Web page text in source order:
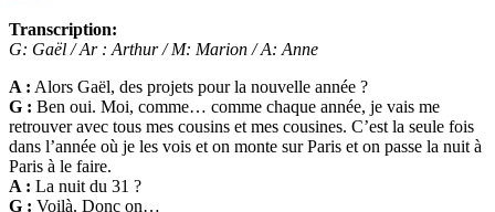
Transcription:
G: Gaël / Ar : Arthur / M: Marion / A: Anne
A : Alors Gaël, des projets pour la nouvelle année ?
G : Ben oui. Moi, comme… comme chaque année, je vais me
retrouver avec tous mes cousins et mes cousines. C’est la seule fois
dans l’année où je les vois et on monte sur Paris et on passe la nuit à
Paris à le faire.
A : La nuit du 31 ?
G : Voilà. Donc on…